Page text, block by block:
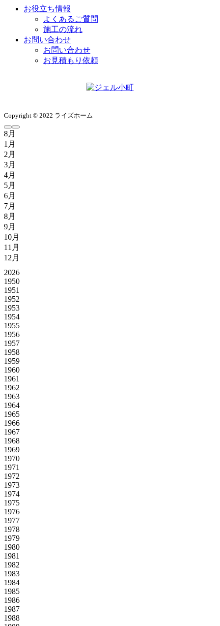
お役立ち情報
よくあるご質問
施工の流れ
お問い合わせ
お問い合わせ
お見積もり依頼
Copyright © 2022 ライズホーム
8月
1月
2月
3月
4月
5月
6月
7月
8月
9月
10月
11月
12月
2026
1950
1951
1952
1953
1954
1955
1956
1957
1958
1959
1960
1961
1962
1963
1964
1965
1966
1967
1968
1969
1970
1971
1972
1973
1974
1975
1976
1977
1978
1979
1980
1981
1982
1983
1984
1985
1986
1987
1988